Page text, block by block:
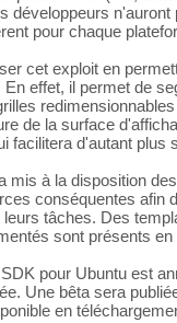
développeurs n'auront
pour chaque
cet exploit en
effet, il permet de
de la surface
facilitera d'autant plus
mis à la disposition
conséquentes afin
tâches. Des
sont présents en
pour Ubuntu est
Une bêta sera
en